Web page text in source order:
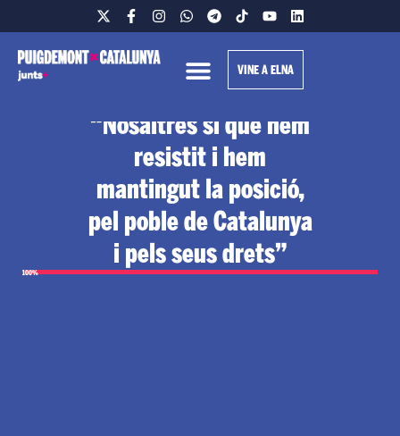
VINE A ELNA
President Puigdemont:
“Nosaltres sí que hem
resistit i hem
mantingut la posició,
pel poble de Catalunya
i pels seus drets”
100%